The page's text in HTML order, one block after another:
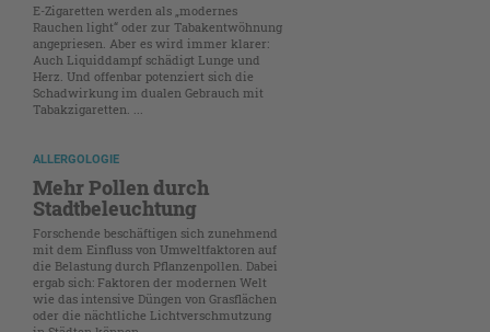
E-Zigaretten werden als „modernes
Rauchen light“ oder zur Tabakentwöhnung
angepriesen. Aber es wird immer klarer:
Auch Liquiddampf schädigt Lunge und
Herz. Und offenbar potenziert sich die
Schadwirkung im dualen Gebrauch mit
Tabakzigaretten. ...
ALLERGOLOGIE
Mehr Pollen durch
Stadtbeleuchtung
Forschende beschäftigen sich zunehmend
mit dem Einfluss von Umweltfaktoren auf
die Belastung durch Pflanzenpollen. Dabei
ergab sich: Faktoren der modernen Welt
wie das intensive Düngen von Grasflächen
oder die nächtliche Lichtverschmutzung